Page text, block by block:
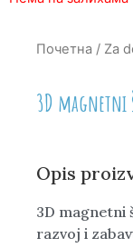
Почетна / Za
3D magnetni
Opis
3D magnetni
razvoj i